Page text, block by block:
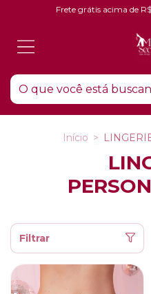
Frete grátis acima de
Início >
Filtrar